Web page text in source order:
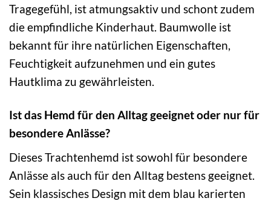
Tragegefühl, ist atmungsaktiv und schont zudem
die empfindliche Kinderhaut. Baumwolle ist
bekannt für ihre natürlichen Eigenschaften,
Feuchtigkeit aufzunehmen und ein gutes
Hautklima zu gewährleisten.
Ist das Hemd für den Alltag geeignet oder nur für
besondere Anlässe?
Dieses Trachtenhemd ist sowohl für besondere
Anlässe als auch für den Alltag bestens geeignet.
Sein klassisches Design mit dem blau karierten